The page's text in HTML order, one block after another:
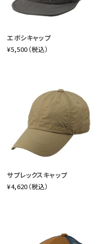
エボシキャップ
¥5,500（税込）
サプレックスキャップ
¥4,620（税込）